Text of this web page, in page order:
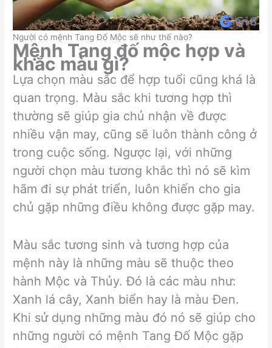
Người có mệnh Tang Đố Mộc sẽ như thế nào?
Mệnh Tang đố mộc hợp và
khắc màu gì?
Lựa chọn màu sắc để hợp tuổi cũng khá là
quan trọng. Màu sắc khi tương hợp thì
thường sẽ giúp gia chủ nhận về được
nhiều vận may, cũng sẽ luôn thành công ở
trong cuộc sống. Ngược lại, với những
người chọn màu tương khắc thì nó sẽ kìm
hãm đi sự phát triển, luôn khiến cho gia
chủ gặp những điều không được gặp may.
Màu sắc tương sinh và tương hợp của
mệnh này là những màu sẽ thuộc theo
hành Mộc và Thủy. Đó là các màu như:
Xanh lá cây, Xanh biển hay là màu Đen.
Khi sử dụng những màu đó nó sẽ giúp cho
những người có mệnh Tang Đố Mộc gặp